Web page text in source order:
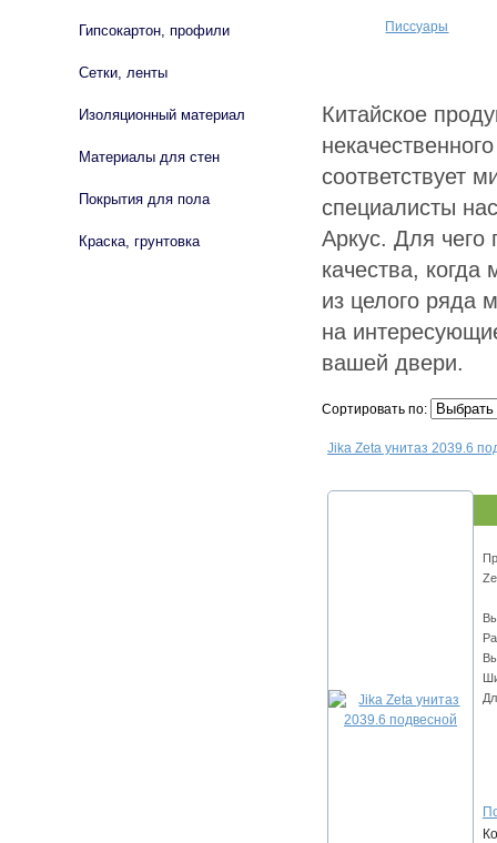
Писсуары
Китайское
соответствует
специалисты
Аркус. Для чего
качества,
из целого ряда
на
вашей двери.
Сортировать по:
Jika Zeta унитаз 2039.6
Гипсокартон, профили
Сетки, ленты
Изоляционный материал
Материалы для стен
Покрытия для пола
Краска, грунтовка